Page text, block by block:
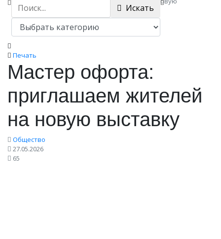
выставку
Искать
Печать
Мастер офорта:
приглашаем жителей
на новую выставку
Общество
27.05.2026
65